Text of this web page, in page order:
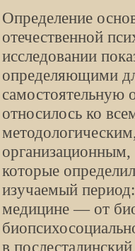
Определение
отечественной
исследовании
определяющими
самостоятельную
относилось ко
которые
изучаемый
медицине — от
в